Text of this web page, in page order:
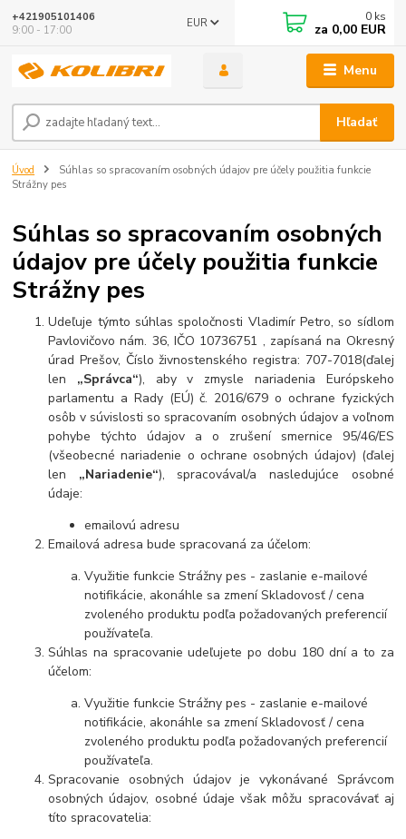
Menu
EUR
Hľadať
+421905101406
9:00 - 17:00
0 ks
za 0,00 EUR
Úvod
Súhlas so spracovaním osobných údajov pre účely použitia funkcie
Strážny pes
Súhlas so spracovaním osobných
údajov pre účely použitia funkcie
Strážny pes
Udeľuje týmto súhlas spoločnosti Vladimír Petro, so sídlom
Pavlovičovo nám. 36, IČO 10736751 , zapísaná na Okresný
úrad Prešov, Číslo živnostenského registra: 707-7018(ďalej
len „Správca“), aby v zmysle nariadenia Európskeho
parlamentu a Rady (EÚ) č. 2016/679 o ochrane fyzických
osôb v súvislosti so spracovaním osobných údajov a voľnom
pohybe týchto údajov a o zrušení smernice 95/46/ES
(všeobecné nariadenie o ochrane osobných údajov) (ďalej
len „Nariadenie“), spracovával/a nasledujúce osobné
údaje:
emailovú adresu
Emailová adresa bude spracovaná za účelom:
Využitie funkcie Strážny pes - zaslanie e-mailové
notifikácie, akonáhle sa zmení Skladovosť / cena
zvoleného produktu podľa požadovaných preferencií
používateľa.
Súhlas na spracovanie udeľujete po dobu 180 dní a to za
účelom:
Využitie funkcie Strážny pes - zaslanie e-mailové
notifikácie, akonáhle sa zmení Skladovosť / cena
zvoleného produktu podľa požadovaných preferencií
používateľa.
Spracovanie osobných údajov je vykonávané Správcom
osobných údajov, osobné údaje však môžu spracovávať aj
títo spracovatelia: